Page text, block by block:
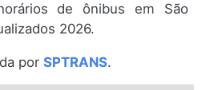
de ônibus em São
2026.
por SPTRANS.